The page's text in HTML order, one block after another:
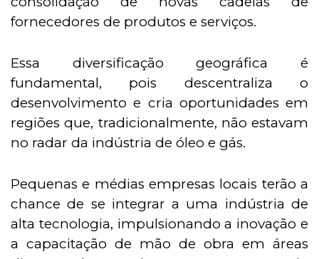
fornecedores de produtos e serviços.
Essa diversificação geográfica é
fundamental, pois descentraliza o
desenvolvimento e cria oportunidades em
regiões que, tradicionalmente, não estavam
no radar da indústria de óleo e gás.
Pequenas e médias empresas locais terão a
chance de se integrar a uma indústria de
alta tecnologia, impulsionando a inovação e
a capacitação de mão de obra em áreas